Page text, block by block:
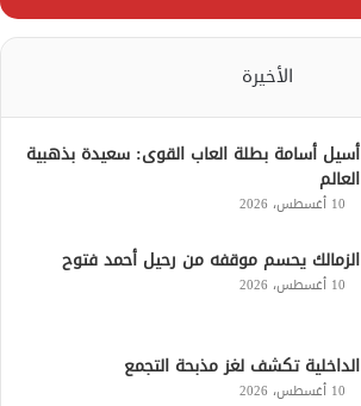
الأخيرة
أسيل أسامة بطلة العاب القوى: سعيدة بذهبية
العالم
10 أغسطس، 2026
الزمالك يحسم موقفه من رحيل أحمد فتوح
10 أغسطس، 2026
الداخلية تكشف لغز مذبحة التجمع
10 أغسطس، 2026